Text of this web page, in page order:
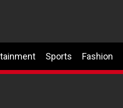
Sports Fashion